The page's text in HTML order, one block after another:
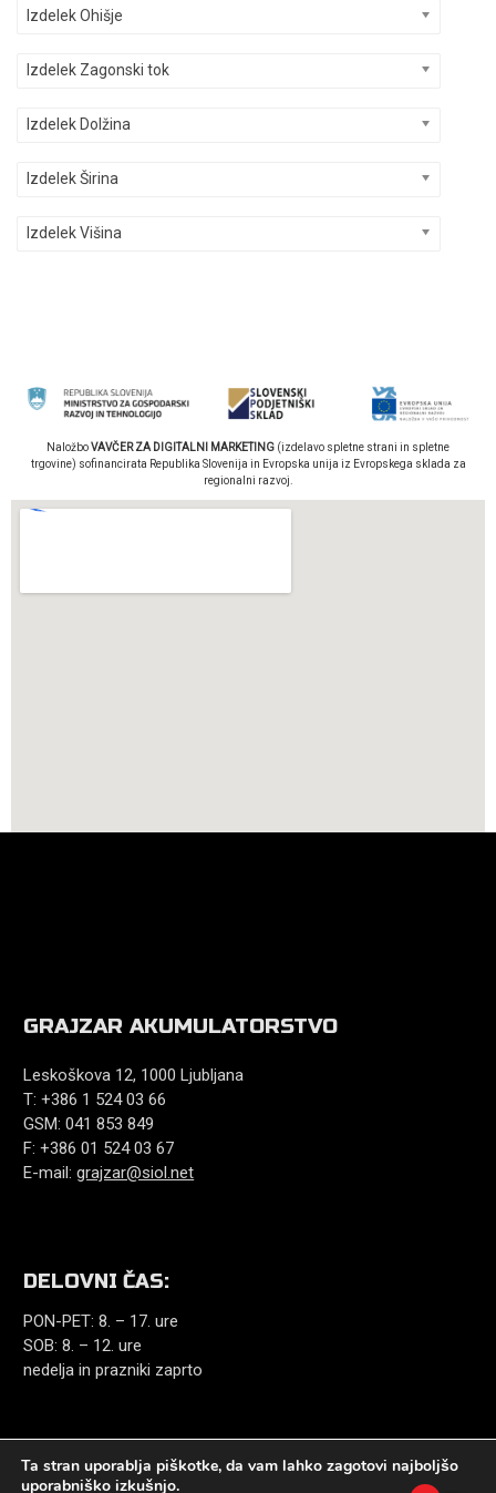
Izdelek Ohišje
Izdelek Zagonski tok
Izdelek Dolžina
Izdelek Širina
Izdelek Višina
NaložboVAVČER ZA DIGITALNI MARKETING (izdelavo spletne strani in spletne
trgovine) sofinancirata Republika Slovenija in Evropska unija iz Evropskega sklada za
regionalni razvoj.
GRAJZAR AKUMULATORSTVO
Leskoškova 12, 1000 Ljubljana
T: +386 1 524 03 66
GSM: 041 853 849
F: +386 01 524 03 67
E-mail:grajzar@siol.net
DELOVNI ČAS:
PON-PET: 8. – 17. ure
SOB: 8. – 12. ure
nedelja in prazniki zaprto
Ta stran uporablja piškotke, da vam lahko zagotovi najboljšo
uporabniško izkušnjo.